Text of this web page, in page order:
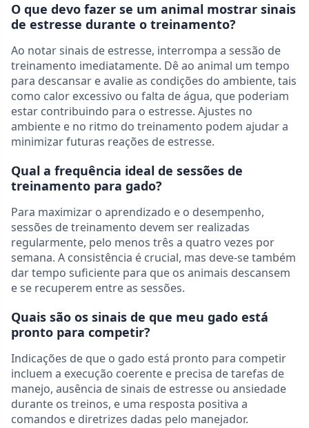
O que devo fazer se um animal mostrar sinais
de estresse durante o treinamento?
Ao notar sinais de estresse, interrompa a sessão de
treinamento imediatamente. Dê ao animal um tempo
para descansar e avalie as condições do ambiente, tais
como calor excessivo ou falta de água, que poderiam
estar contribuindo para o estresse. Ajustes no
ambiente e no ritmo do treinamento podem ajudar a
minimizar futuras reações de estresse.
Qual a frequência ideal de sessões de
treinamento para gado?
Para maximizar o aprendizado e o desempenho,
sessões de treinamento devem ser realizadas
regularmente, pelo menos três a quatro vezes por
semana. A consistência é crucial, mas deve-se também
dar tempo suficiente para que os animais descansem
e se recuperem entre as sessões.
Quais são os sinais de que meu gado está
pronto para competir?
Indicações de que o gado está pronto para competir
incluem a execução coerente e precisa de tarefas de
manejo, ausência de sinais de estresse ou ansiedade
durante os treinos, e uma resposta positiva a
comandos e diretrizes dadas pelo manejador.